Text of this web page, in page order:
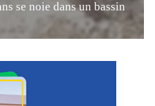
se noie dans un bassin